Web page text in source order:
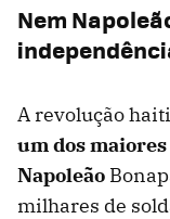
Nem
A revolução
um dos
Napoleão
milhares de